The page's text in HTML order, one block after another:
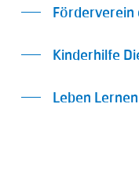
Förderverein
Kinderhilfe
Leben Lernen